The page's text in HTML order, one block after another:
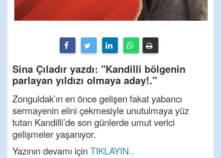
Sina Çıladır yazdı: "Kandilli bölgenin
parlayan yıldızı olmaya aday!."
Zonguldak’ın en önce gelişen fakat yabancı
sermayenin elini çekmesiyle unutulmaya yüz
tutan Kandilli’de son günlerde umut verici
gelişmeler yaşanıyor.
Yazının devamı için TIKLAYIN..